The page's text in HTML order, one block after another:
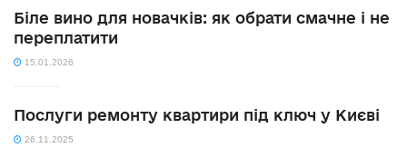
Біле вино для новачків: як обрати смачне і не
переплатити
15.01.2026
Послуги ремонту квартири під ключ у Києві
26.11.2025